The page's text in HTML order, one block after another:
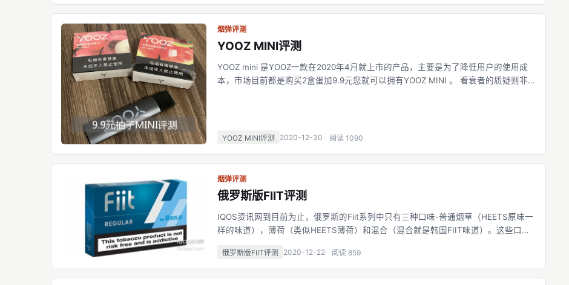
烟弹评测
YOOZ MINI评测
YOOZ mini 是YOOZ一款在2020年4月就上市的产品，主要是为了降低用户的使用成
本，市场目前都是购买2盒蛋加9.9元您就可以拥有YOOZ MINI 。 看衰者的质疑则非
YOOZ MINI评测 2020-12-30 阅读 1090
烟弹评测
俄罗斯版FIIT评测
IQOS资讯网到目前为止，俄罗斯的Fiit系列中只有三种口味-普通烟草（HEETS原味一
样的味道），薄荷（类似HEETS薄荷）和混合（混合就是韩国FIIT味道）。这些口味
产的所有加热烟
俄罗斯版FIIT评测 2020-12-22 阅读 859